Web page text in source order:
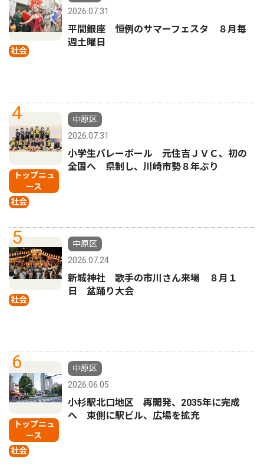
社会
2026.07.31
平間銀座 恒例のサマーフェスタ ８月毎
週土曜日
4
トップニュ
ース
社会
中原区
2026.07.31
小学生バレーボール 元住吉ＪＶＣ、初の
全国へ 県制し、川崎市勢８年ぶり
5
社会
中原区
2026.07.24
新城神社 歌手の市川さん来場 ８月１
日 盆踊り大会
6
トップニュ
ース
社会
中原区
2026.06.05
小杉駅北口地区 再開発、2035年に完成
へ 東側に駅ビル、広場を拡充